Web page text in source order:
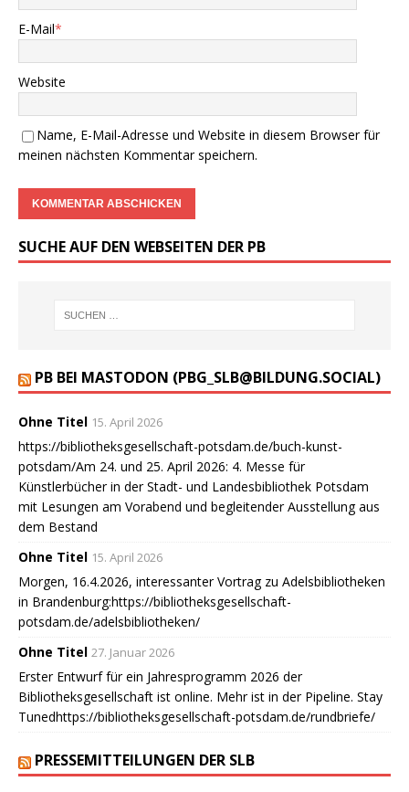
E-Mail*
Website
Name, E-Mail-Adresse und Website in diesem Browser für
meinen nächsten Kommentar speichern.
SUCHE AUF DEN WEBSEITEN DER PB
PB BEI MASTODON (PBG_SLB@BILDUNG.SOCIAL)
Ohne Titel 15. April 2026
https://bibliotheksgesellschaft-potsdam.de/buch-kunst-
potsdam/Am 24. und 25. April 2026: 4. Messe für
Künstlerbücher in der Stadt- und Landesbibliothek Potsdam
mit Lesungen am Vorabend und begleitender Ausstellung aus
dem Bestand
Ohne Titel 15. April 2026
Morgen, 16.4.2026, interessanter Vortrag zu Adelsbibliotheken
in Brandenburg:https://bibliotheksgesellschaft-
potsdam.de/adelsbibliotheken/
Ohne Titel 27. Januar 2026
Erster Entwurf für ein Jahresprogramm 2026 der
Bibliotheksgesellschaft ist online. Mehr ist in der Pipeline. Stay
Tunedhttps://bibliotheksgesellschaft-potsdam.de/rundbriefe/
PRESSEMITTEILUNGEN DER SLB